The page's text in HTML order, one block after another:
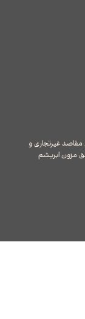
مقاصد غیرتجاری و
مزون ابریشم